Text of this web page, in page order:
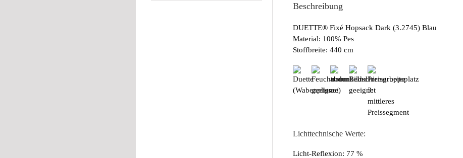
Beschreibung
DUETTE® Fixé Hopsack Dark (3.2745) Blau
Material: 100% Pes
Stoffbreite: 440 cm
Lichttechnische Werte:
Licht-Reflexion: 77 %